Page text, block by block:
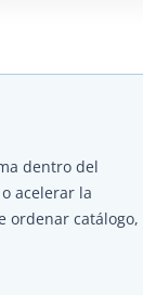
dentro del
acelerar la
ordenar catálogo,